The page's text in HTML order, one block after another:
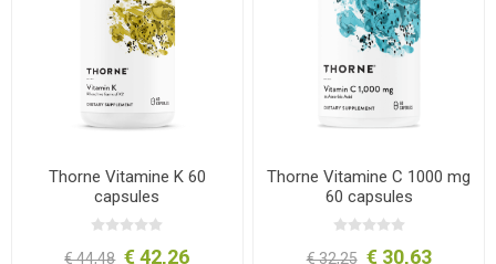
Thorne Vitamine K 60
capsules
€ 44,48 € 42,26
Thorne Vitamine C 1000 mg
60 capsules
€ 32,25 € 30,63